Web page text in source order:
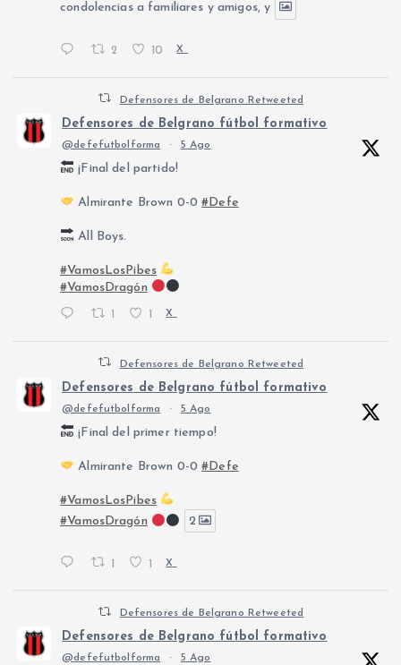
condolencias a familiares y amigos, y
2 10 X
Defensores de Belgrano Retweeted
Defensores de Belgrano fútbol formativo
@defefutbolforma · 5 Ago
¡Final del partido!
Almirante Brown 0-0#Defe
All Boys.
#VamosLosPibes
#VamosDragón
1 1 X
Defensores de Belgrano Retweeted
Defensores de Belgrano fútbol formativo
@defefutbolforma · 5 Ago
¡Final del primer tiempo!
Almirante Brown 0-0#Defe
#VamosLosPibes
#VamosDragón
2
1 1 X
Defensores de Belgrano Retweeted
Defensores de Belgrano fútbol formativo
@defefutbolforma · 5 Ago